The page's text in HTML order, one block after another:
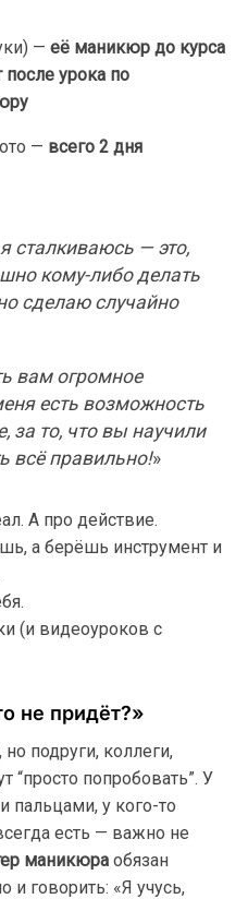
— её маникюр до курса
после урока по
— всего 2 дня
сталкиваюсь — это,
кому-либо делать
сделаю случайно
вам огромное
есть возможность
за то, что вы научили
всё правильно!»
А про действие.
а берёшь инструмент и
(и видеоуроков с
не придёт?»
подруги, коллеги,
“просто попробовать”. У
пальцами, у кого-то
есть — важно не
маникюра обязан
и говорить: «Я учусь,